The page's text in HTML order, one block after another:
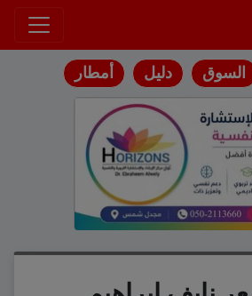
السوق دليل أمطار